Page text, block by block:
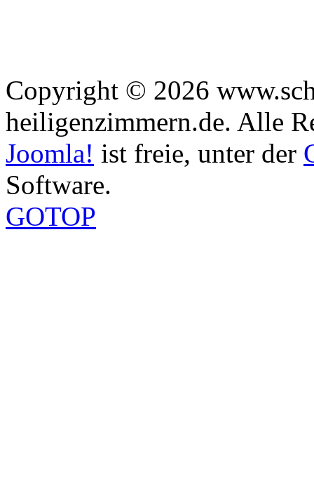
Copyright © 2026
heiligenzimmern.de. Alle
Joomla! ist freie, unter der
Software.
GOTOP